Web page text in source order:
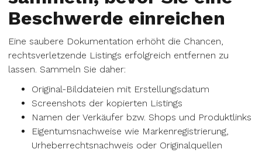
Beschwerde einreichen
Eine saubere Dokumentation erhöht die Chancen,
rechtsverletzende Listings erfolgreich entfernen zu
lassen. Sammeln Sie daher:
Original-Bilddateien mit Erstellungsdatum
Screenshots der kopierten Listings
Namen der Verkäufer bzw. Shops und Produktlinks
Eigentumsnachweise wie Markenregistrierung,
Urheberrechtsnachweis oder Originalquellen